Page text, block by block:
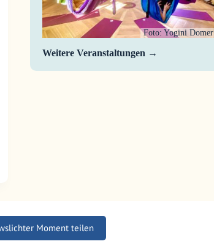
Foto: Yogini Domer
Weitere Veranstaltungen
Moment teilen